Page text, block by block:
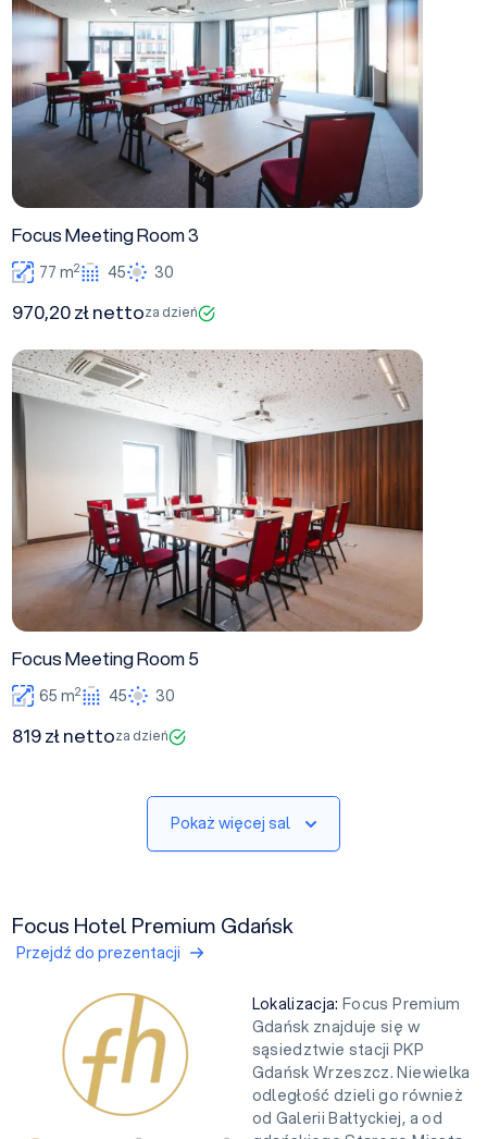
Focus Meeting Room 3
77 m2 45 30
970,20 zł nettoza dzień
Focus Meeting Room 5
Focus Meeting Room 5
65 m2 45 30
819 zł nettoza dzień
Pokaż więcej sal
Focus Hotel Premium Gdańsk
Przejdź do prezentacji
Lokalizacja:Focus Premium
Gdańsk znajduje się w
sąsiedztwie stacji PKP
Gdańsk Wrzeszcz. Niewielka
odległość dzieli go również
od Galerii Bałtyckiej, a od